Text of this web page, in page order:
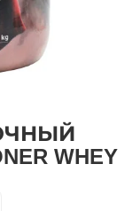
WHEY